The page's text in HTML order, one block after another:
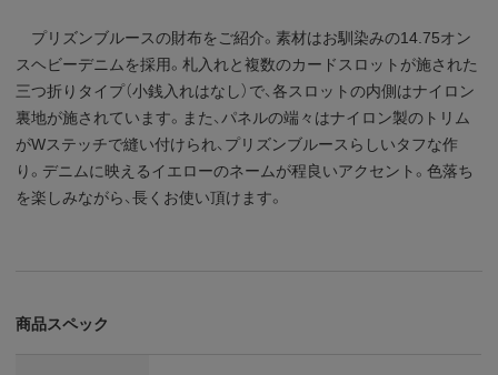
プリズンブルースの財布をご紹介。素材はお馴染みの14.75オン
スヘビーデニムを採用。札入れと複数のカードスロットが施された
三つ折りタイプ（小銭入れはなし）で、各スロットの内側はナイロン
裏地が施されています。また、パネルの端々はナイロン製のトリム
がWステッチで縫い付けられ、プリズンブルースらしいタフな作
り。デニムに映えるイエローのネームが程良いアクセント。色落ち
を楽しみながら、長くお使い頂けます。
商品スペック